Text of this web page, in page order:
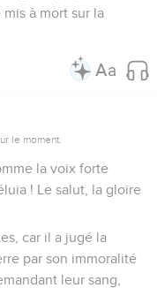
à mort sur la
le moment.
la voix forte
! Le salut, la gloire
car il a jugé la
par son immoralité
leur sang,